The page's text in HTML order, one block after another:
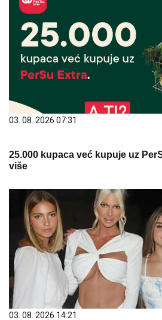
03. 08. 2026 07:31
25.000 kupaca već kupuje uz
više
03. 08. 2026 14:21